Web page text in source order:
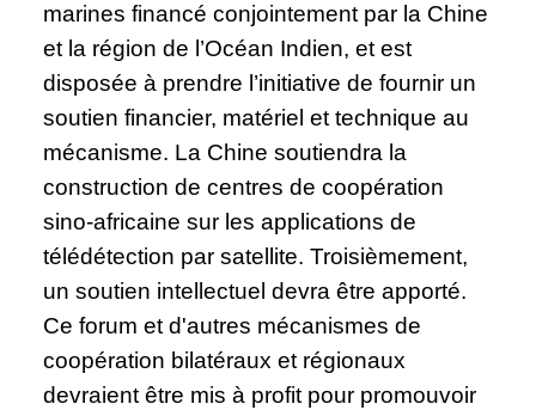
marines financé conjointement par la Chine
et la région de l’Océan Indien, et est
disposée à prendre l’initiative de fournir un
soutien financier, matériel et technique au
mécanisme. La Chine soutiendra la
construction de centres de coopération
sino-africaine sur les applications de
télédétection par satellite. Troisièmement,
un soutien intellectuel devra être apporté.
Ce forum et d'autres mécanismes de
coopération bilatéraux et régionaux
devraient être mis à profit pour promouvoir